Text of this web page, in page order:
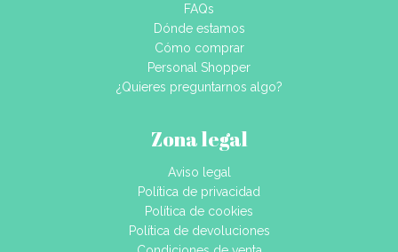
FAQs
Dónde estamos
Cómo comprar
Personal Shopper
¿Quieres preguntarnos algo?
Zona legal
Aviso legal
Política de privacidad
Política de cookies
Política de devoluciones